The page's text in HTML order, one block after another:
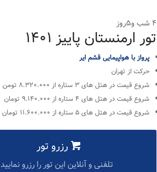
۴ شب و۵روز
تور ارمنستان پاییز ۱۴۰۱
پرواز با هواپیمایی قشم ایر
حرکت از تهران
شروع قیمت در هتل های ۳ ستاره از ۸.۳۲۰.۰۰۰ تومن
شروع قیمت در هتل های ۴ ستاره از ۹.۱۴۰.۰۰۰ تومان
شروع قیمت در هتل های ۵ ستاره از ۱۱.۶۰۰.۰۰۰ تومان
رزرو تور
تلفنی و آنلاین این تور را رزرو نمایید